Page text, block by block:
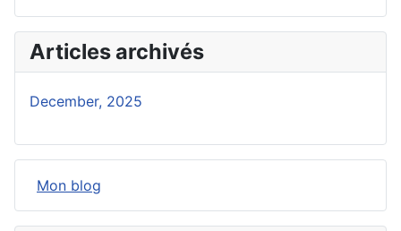
Articles archivés
December, 2025
Mon blog